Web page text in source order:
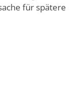
für spätere